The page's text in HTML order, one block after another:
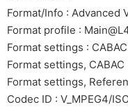
Format/Info : Advanced
Format profile :
Format settings :
Format settings, CABAC
Format settings,
Codec ID : V_MPEG4/